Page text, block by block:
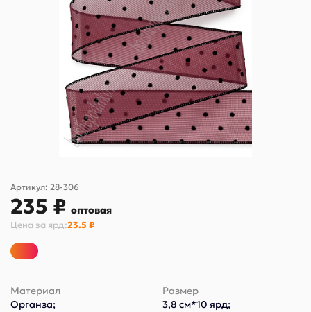
Артикул: 28-306
235 ₽ оптовая
Цена за ярд:23.5 ₽
Материал
Органза;
Размер
3,8 см*10 ярд;